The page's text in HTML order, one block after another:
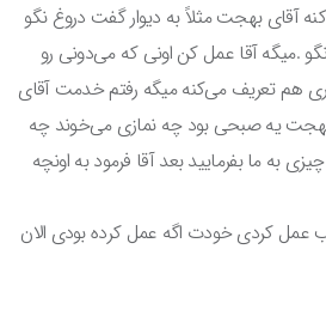
آقای بهجت مثلاً به دیوار گفت دروغ نگو
.میگه آقا عمل کن اونی که می‌دونی رو
هم تعریف می‌کنه میگه رفتم خدمت آقای
یه صبحی بود چه نمازی می‌خوند چه
به ما بفرمایید بعد آقا فرمود به اونچه
عمل کردی خودت اگه عمل کرده بودی الان